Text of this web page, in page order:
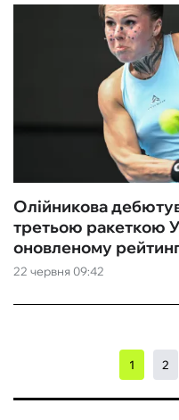
22 червня 09:42
Олійникова
третьою ракеткою
оновленому
1 2